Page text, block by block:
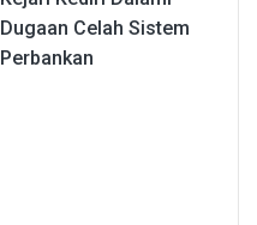
Dugaan Celah Sistem
Perbankan